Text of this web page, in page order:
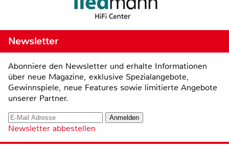
Newsletter
Abonniere den Newsletter und erhalte Informationen
über neue Magazine, exklusive Spezialangebote,
Gewinnspiele, neue Features sowie limitierte Angebote
unserer Partner.
Newsletter abbestellen